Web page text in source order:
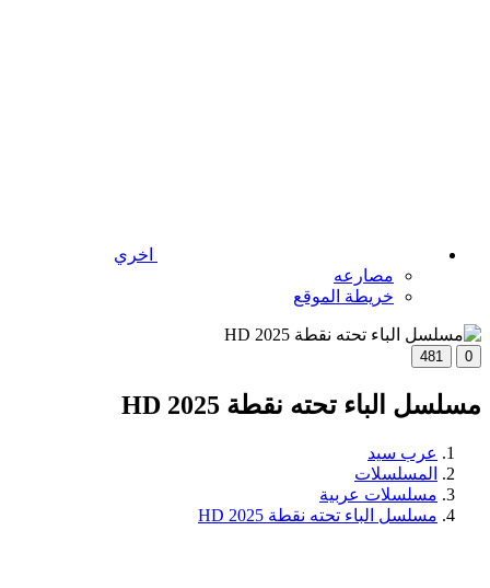
اخري
مصارعه
خريطة الموقع
0
481
مسلسل الباء تحته نقطة 2025 HD
عرب سيد
المسلسلات
مسلسلات عربية
مسلسل الباء تحته نقطة 2025 HD